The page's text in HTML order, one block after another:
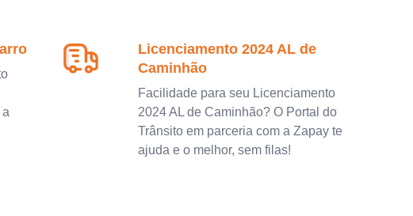
Licenciamento 2024 AL de
Caminhão
Facilidade para seu Licenciamento
2024 AL de Caminhão? O Portal do
Trânsito em parceria com a Zapay te
ajuda e o melhor, sem filas!